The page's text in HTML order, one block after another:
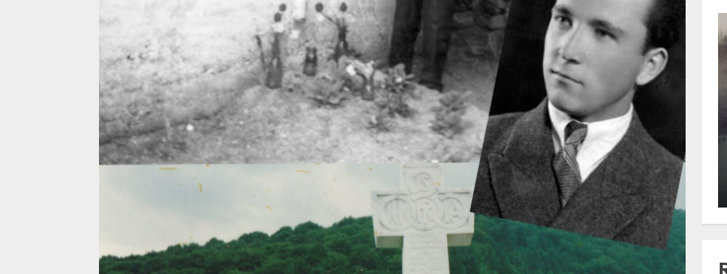
4 min read
La zi
Razboiul din Gaza, scanteia
fatala pentru Orientul
Mijlociu?
NOVEMBER 1, 2023
3 min read
Stiinta
Lumina ar putea contribui
si ea la evaporarea apei in
natura
ALEXANDRU S. DECEMBER 27, 2023